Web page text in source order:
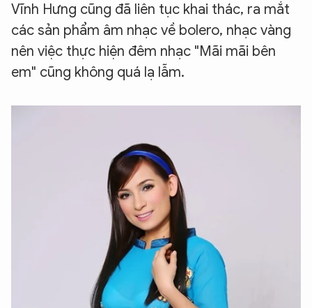
Vĩnh Hưng cũng đã liên tục khai thác, ra mắt
các sản phẩm âm nhạc về bolero, nhạc vàng
nên việc thực hiện đêm nhạc "Mãi mãi bên
em" cũng không quá lạ lẫm.